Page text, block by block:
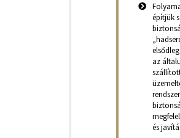
építjük
az
és